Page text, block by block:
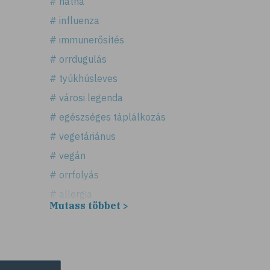
# influenza
# immunerősítés
# orrdugulás
# tyúkhúsleves
# városi legenda
# egészséges táplálkozás
# vegetáriánus
# vegán
# orrfolyás
# allergia
Mutass többet >